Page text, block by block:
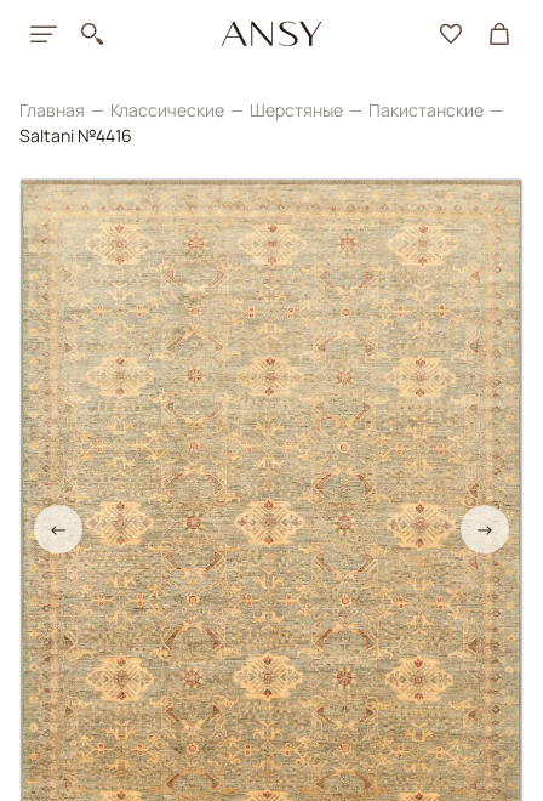
Главная Классические Шерстяные
Пакистанские
Saltani №4416
← →